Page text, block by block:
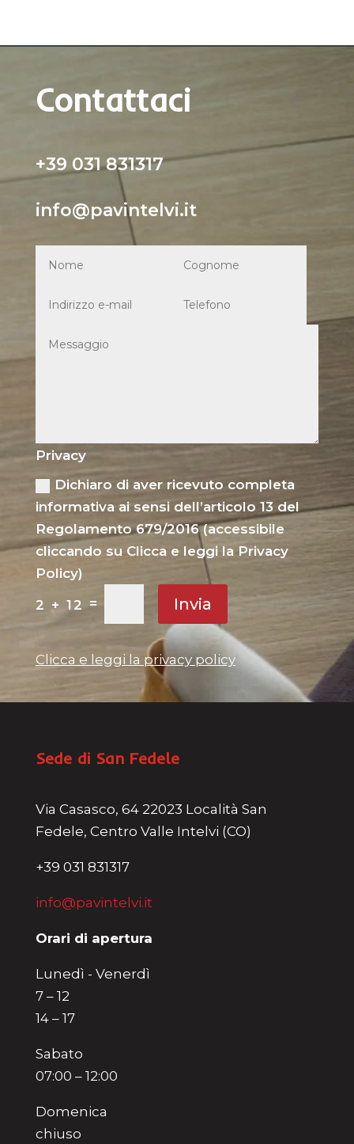
Contattaci
+39 031 831317
info@pavintelvi.it
Privacy
Dichiaro di aver ricevuto completa
informativa ai sensi dell’articolo 13 del
Regolamento 679/2016 (accessibile
cliccando su Clicca e leggi la Privacy
Policy)
2 + 12 = Invia
Clicca e leggi la privacy policy
Sede di San Fedele
Via Casasco, 64 22023 Località San
Fedele, Centro Valle Intelvi (CO)
+39 031 831317
info@pavintelvi.it
Orari di apertura
Lunedì - Venerdì
7 – 12
14 – 17
Sabato
07:00 – 12:00
Domenica
chiuso